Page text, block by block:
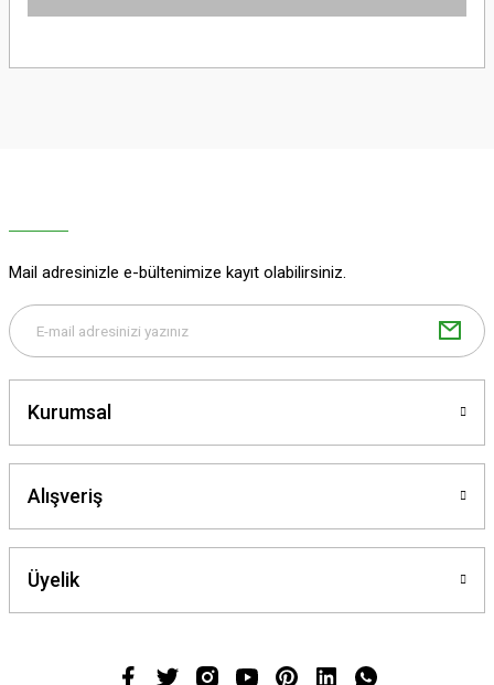
Gönder
Mail adresinizle e-bültenimize kayıt olabilirsiniz.
Kurumsal
Alışveriş
Üyelik